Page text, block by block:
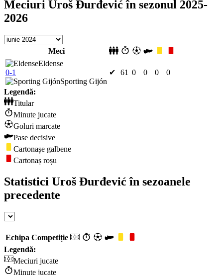
Meciuri Uroš Đurđević în sezonul 2025-
2026
Meci
Eldense
0-1
Sporting Gijón
✔ 61 0 0 0 0
Legendă:
Titular
Minute jucate
Goluri marcate
Pase decisive
Cartonașe galbene
Cartonaș roșu
Statistici Uroš Đurđević în sezoanele
precedente
Echipa Competiție
Legendă:
Meciuri jucate
Minute jucate